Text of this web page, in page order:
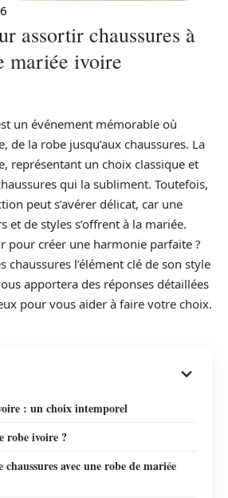
assortir chaussures à
mariée ivoire
un événement mémorable où
de la robe jusqu’aux chaussures. La
représentant un choix classique et
qui la subliment. Toutefois,
peut s’avérer délicat, car une
et de styles s’offrent à la mariée.
pour créer une harmonie parfaite ?
chaussures l’élément clé de son style
apportera des réponses détaillées
pour vous aider à faire votre choix.
: un choix intemporel
robe ivoire ?
avec une robe de mariée